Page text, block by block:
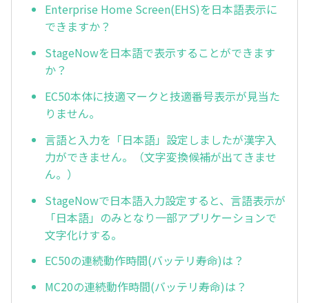
Enterprise Home Screen(EHS)を日本語表示に
できますか？
StageNowを日本語で表示することができます
か？
EC50本体に技適マークと技適番号表示が見当た
りません。
言語と入力を「日本語」設定しましたが漢字入
力ができません。（文字変換候補が出てきませ
ん。）
StageNowで日本語入力設定すると、言語表示が
「日本語」のみとなり一部アプリケーションで
文字化けする。
EC50の連続動作時間(バッテリ寿命)は？
MC20の連続動作時間(バッテリ寿命)は？